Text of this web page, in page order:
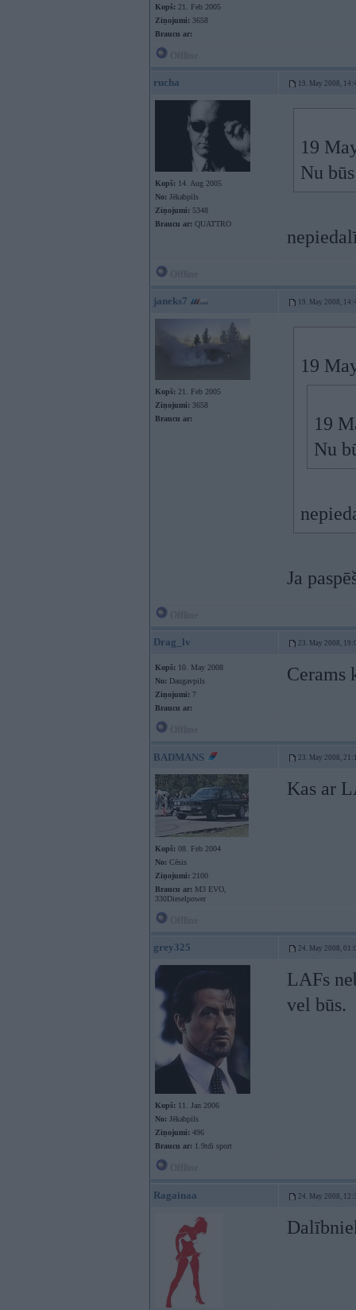
Kopš: 21. Feb 2005
Ziņojumi: 3658
Braucu ar:
rucha 19. May 2008,
Kopš: 14. Aug 2005
No: Jēkabpils
Ziņojumi: 5348
Braucu ar: QUATTRO
19
Nu
janeks7 19. May 2008,
Kopš: 21. Feb 2005
Ziņojumi: 3658
Braucu ar:
19
19
Nu
Ja
Drag_lv 23. May 2008,
Kopš: 10. May 2008
No: Daugavpils
Ziņojumi: 7
Braucu ar:
Cerams
BADMANS 23. May 2008,
Kopš: 08. Feb 2004
No: Cēsis
Ziņojumi: 2100
Braucu ar: M3 EVO,
330Dieselpower
Kas ar
grey325 24. May 2008,
Kopš: 11. Jan 2006
No: Jēkabpils
Ziņojumi: 496
Braucu ar: 1.9tdi sport
LAFs
vel būs.
Ragainaa 24. May 2008,